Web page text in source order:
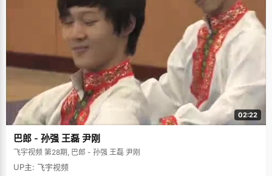
02:22
巴郎 - 孙强 王磊 尹刚
飞宇视频 第28期, 巴郎 - 孙强 王磊 尹刚
UP主: 飞宇视频